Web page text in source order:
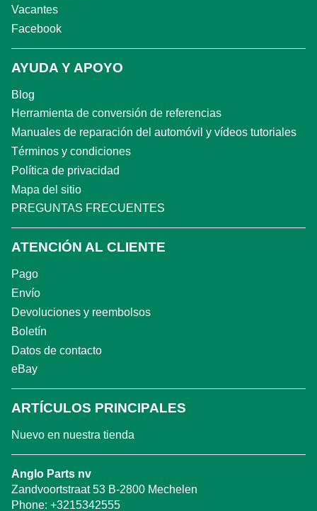
Vacantes
Facebook
AYUDA Y APOYO
Blog
Herramienta de conversión de referencias
Manuales de reparación del automóvil y vídeos tutoriales
Términos y condiciones
Política de privacidad
Mapa del sitio
PREGUNTAS FRECUENTES
ATENCIÓN AL CLIENTE
Pago
Envío
Devoluciones y reembolsos
Boletín
Datos de contacto
eBay
ARTÍCULOS PRINCIPALES
Nuevo en nuestra tienda
Anglo Parts nv
Zandvoortstraat 53 B-2800 Mechelen
Phone: +3215342555